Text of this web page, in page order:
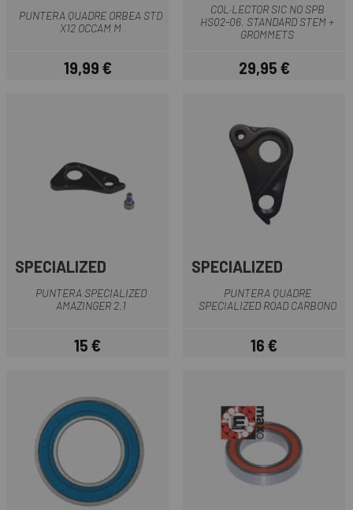
PUNTERA QUADRE ORBEA STD
X12 OCCAM M
Preu
19,99 €
COL·LECTOR SIC NO SPB
HS02-06. STANDARD STEM +
GROMMETS
Preu
29,95 €
SPECIALIZED
PUNTERA SPECIALIZED
AMAZINGER 2.1
Preu
15 €
SPECIALIZED
PUNTERA QUADRE
SPECIALIZED ROAD CARBONO
Preu
16 €